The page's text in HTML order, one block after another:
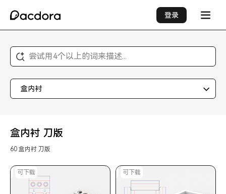
登录
尝试用4个以上的词来描述...
盒内衬
盒内衬 刀版
60 盒内衬 刀版
刷 可下载 可印刷 可下载